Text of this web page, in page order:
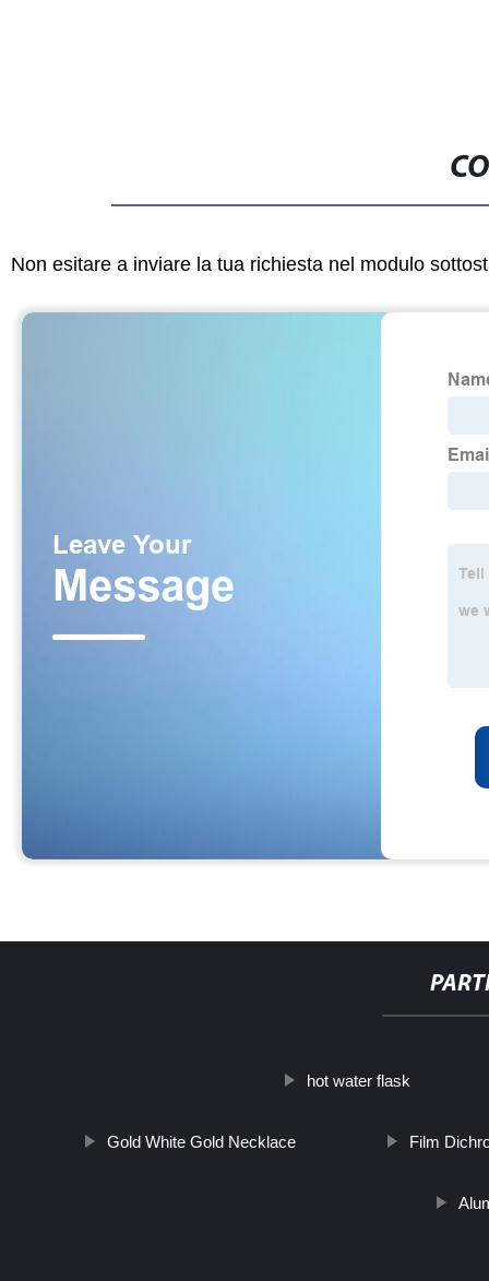
Non esitare a inviare la tua richiesta nel modulo
hot water flask
Gold White Gold Necklace Film